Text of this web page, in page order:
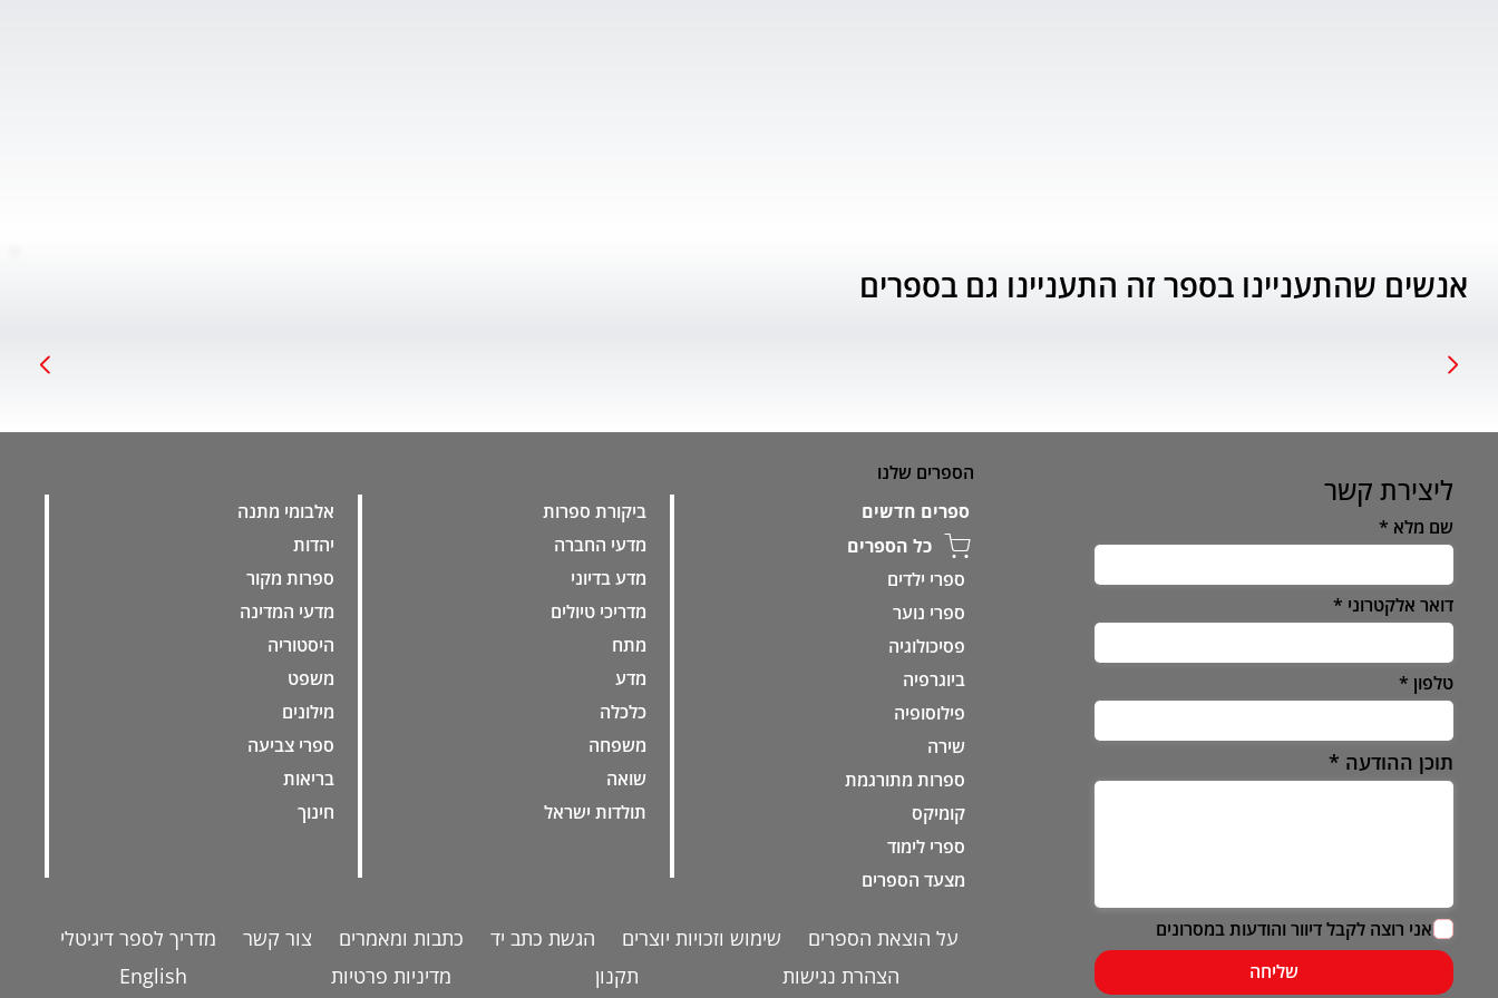
אנשים שהתעניינו בספר זה התעניינו גם בספרים
ליצירת קשר
שם מלא
דואר אלקטרוני
טלפון
תוכן ההודעה
אני רוצה לקבל דיוור והודעות במסרונים
שליחה
הספרים שלנו
ספרים חדשים
כל הספרים
ספרי ילדים
ספרי נוער
פסיכולוגיה
ביוגרפיה
פילוסופיה
שירה
ספרות מתורגמת
קומיקס
ספרי לימוד
מצעד הספרים
ביקורת ספרות
מדעי החברה
מדע בדיוני
מדריכי טיולים
מתח
מדע
כלכלה
משפחה
שואה
תולדות ישראל
אלבומי מתנה
יהדות
ספרות מקור
מדעי המדינה
היסטוריה
משפט
מילונים
ספרי צביעה
בריאות
חינוך
על הוצאת הספרים שימוש וזכויות יוצרים הגשת כתב יד כתבות ומאמרים צור קשר
מדריך לספר דיגיטלי
הצהרת נגישות
תקנון מדיניות פרטיות English